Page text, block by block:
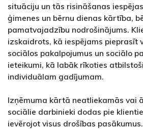
situāciju un tās risināšanas
ģimenes un bērnu dienas kārtība,
pamatvajadzību nodrošinājums.
izskaidrots, kā iespējams pieprasīt
sociālos pakalpojumus un sociālo
ieteikumi, kā labāk rīkoties
individuālam gadījumam.
Izņēmuma kārtā neatliekamās vai
sociālie darbinieki dodas pie
ievērojot visus drošības